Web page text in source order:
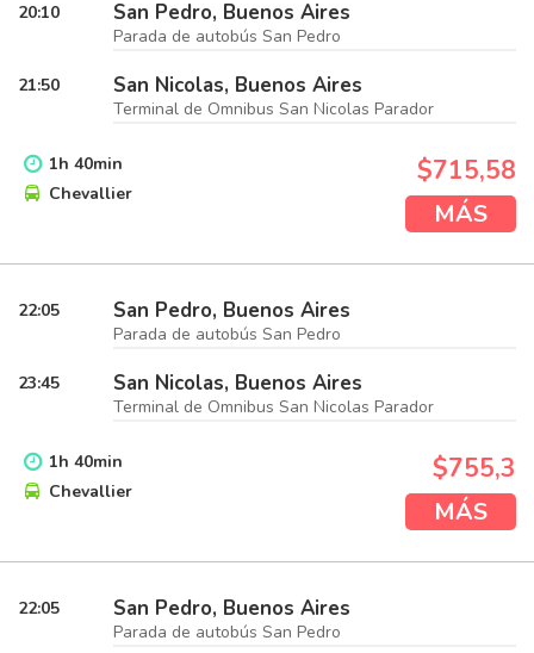
20:10 San Pedro, Buenos Aires
Parada de autobús San Pedro
21:50 San Nicolas, Buenos Aires
Terminal de Omnibus San Nicolas Parador
1h 40min
Chevallier
$715,58
MÁS
22:05 San Pedro, Buenos Aires
Parada de autobús San Pedro
23:45 San Nicolas, Buenos Aires
Terminal de Omnibus San Nicolas Parador
1h 40min
Chevallier
$755,3
MÁS
22:05 San Pedro, Buenos Aires
Parada de autobús San Pedro